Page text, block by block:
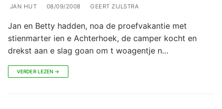
JAN HUT 08/09/2008 GEERT ZIJLSTRA
Jan en Betty hadden, noa de proefvakantie met
stienmarter ien e Achterhoek, de camper kocht en
drekst aan e slag goan om t woagentje n…
VERDER LEZEN →